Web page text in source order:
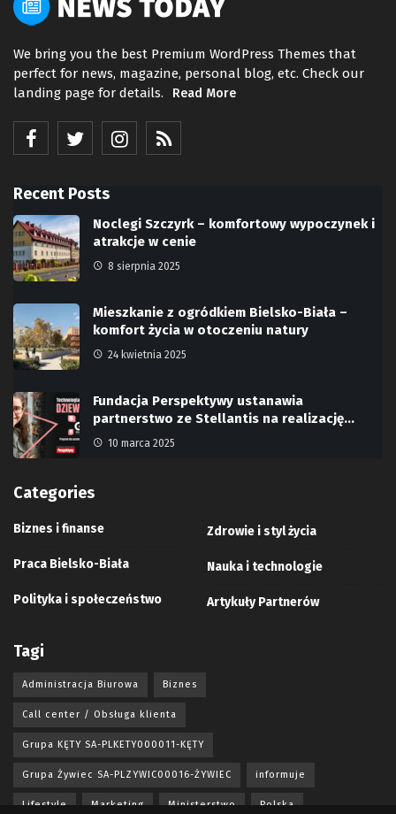
We bring you the best Premium WordPress Themes that
perfect for news, magazine, personal blog, etc. Check our
landing page for details.
Read More
Recent Posts
Noclegi Szczyrk – komfortowy wypoczynek i
atrakcje w cenie
8 sierpnia 2025
Mieszkanie z ogródkiem Bielsko-Biała –
komfort życia w otoczeniu natury
24 kwietnia 2025
Fundacja Perspektywy ustanawia
partnerstwo ze Stellantis na realizację…
10 marca 2025
Categories
Biznes i finanse
Praca Bielsko-Biała
Polityka i społeczeństwo
Zdrowie i styl życia
Nauka i technologie
Artykuły Partnerów
Tagi
Administracja Biurowa Biznes
Call center / Obsługa klienta
Grupa KĘTY SA-PLKETY000011-KĘTY
Grupa Żywiec SA-PLZYWIC00016-ŻYWIEC informuje
Lifestyle Marketing Ministerstwo Polska